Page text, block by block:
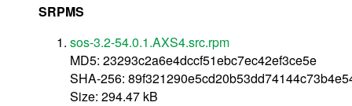
SRPMS
sos-3.2-54.0.1.AXS4.src.rpm
MD5: 23293c2a6e4dccf51ebc7ec42ef3ce5e
SHA-256:
Size: 294.47 kB